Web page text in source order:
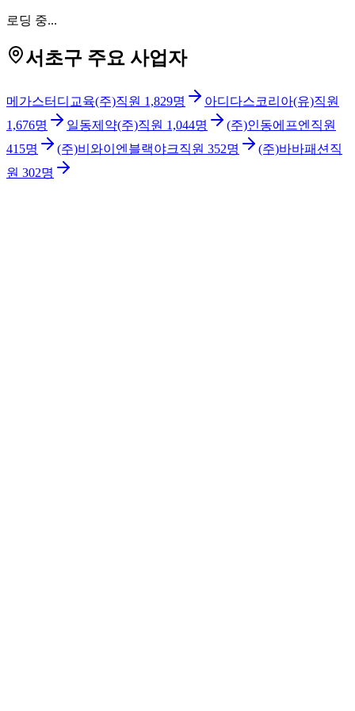
로딩 중...
서초구 주요 사업자
메가스터디교육(주)직원 1,829명 아디다스코리아(유)직원
1,676명 일동제약(주)직원 1,044명 (주)인동에프엔 직원
415명 (주)비와이엔블랙야크직원 352명 (주)바바패션 직
원 302명